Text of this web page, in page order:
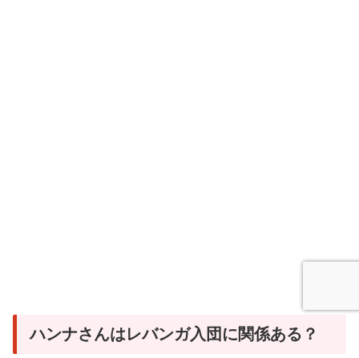
ハンナさんはレバンガ入団に関係ある？